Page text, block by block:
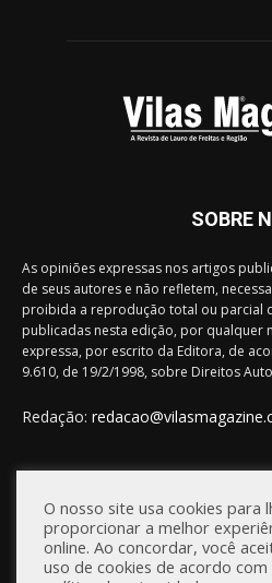
SOBRE
As opiniões expressas nos artigos
de seus autores e não refletem,
proibida a reprodução total ou parcial
publicadas nesta edição, por qualquer
expressa, por escrito da Editora, de
9.610, de 19/2/1998, sobre Direitos
Redação:
FIQUE
O nosso site usa cookies para
proporcionar a melhor
online. Ao concordar, você
uso de cookies de acordo com